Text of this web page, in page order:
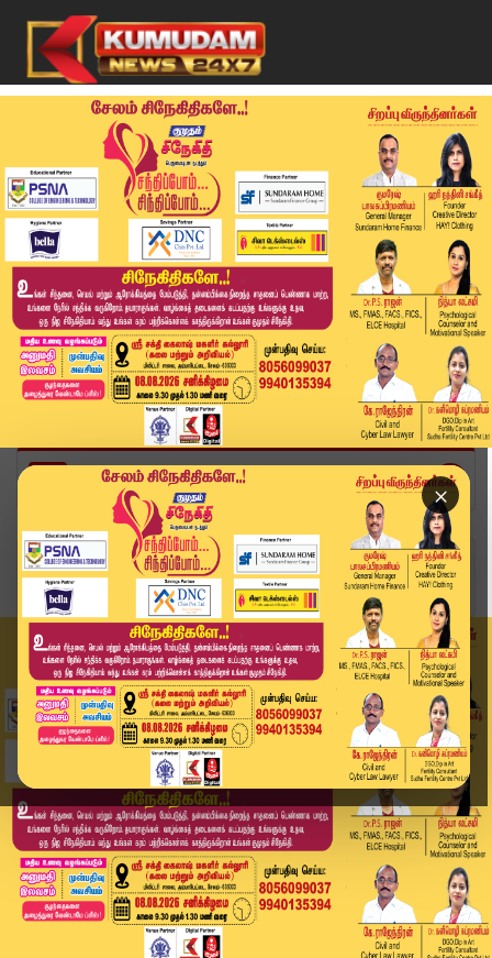
×
Home
வீடியோ ஸ்டோரி
ஒரு சிலருக்கு நாம என்ன பண்ணாலும் புடிக்காது.. 1...